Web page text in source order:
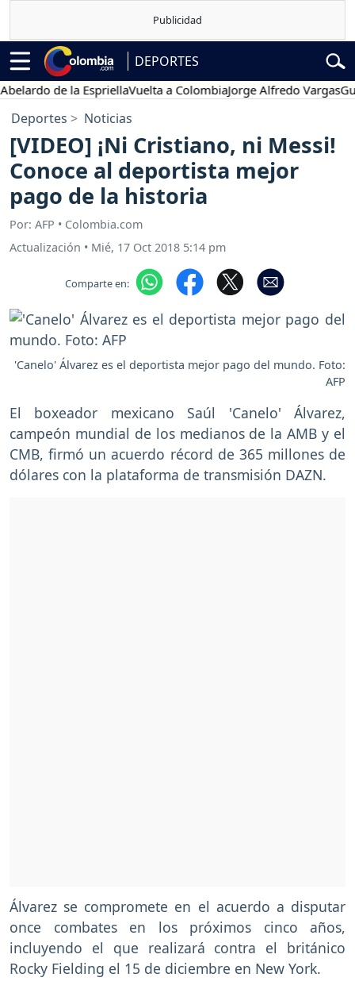
DEPORTES
de la EspriellaVuelta a ColombiaJorge Alfredo Vargas
Deportes Noticias
[VIDEO] ¡Ni Cristiano, ni Messi!
Conoce al deportista mejor
pago de la historia
Por: AFP • Colombia.com
Actualización • Mié, 17 Oct 2018 5:14 pm
Comparte en:
'Canelo' Álvarez es el deportista mejor pago del mundo. Foto:
AFP
El boxeador mexicano Saúl 'Canelo' Álvarez,
campeón mundial de los medianos de la AMB y el
CMB, firmó un acuerdo récord de 365 millones de
dólares con la plataforma de transmisión DAZN.
Álvarez se compromete en el acuerdo a disputar
once combates en los próximos cinco años,
incluyendo el que realizará contra el británico
Rocky Fielding el 15 de diciembre en New York.